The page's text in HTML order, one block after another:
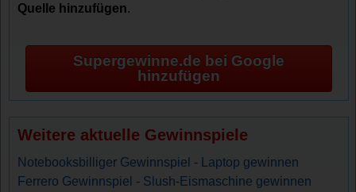
Quelle hinzufügen.
Supergewinne.de bei Google
hinzufügen
Weitere aktuelle Gewinnspiele
Notebooksbilliger Gewinnspiel - Laptop gewinnen
Ferrero Gewinnspiel - Slush-Eismaschine gewinnen